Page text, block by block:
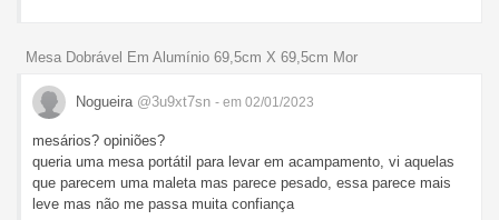
Mesa Dobrável Em Alumínio 69,5cm X 69,5cm Mor
Nogueira @3u9xt7sn - em 02/01/2023
mesários? opiniões?
queria uma mesa portátil para levar em acampamento, vi aquelas
que parecem uma maleta mas parece pesado, essa parece mais
leve mas não me passa muita confiança